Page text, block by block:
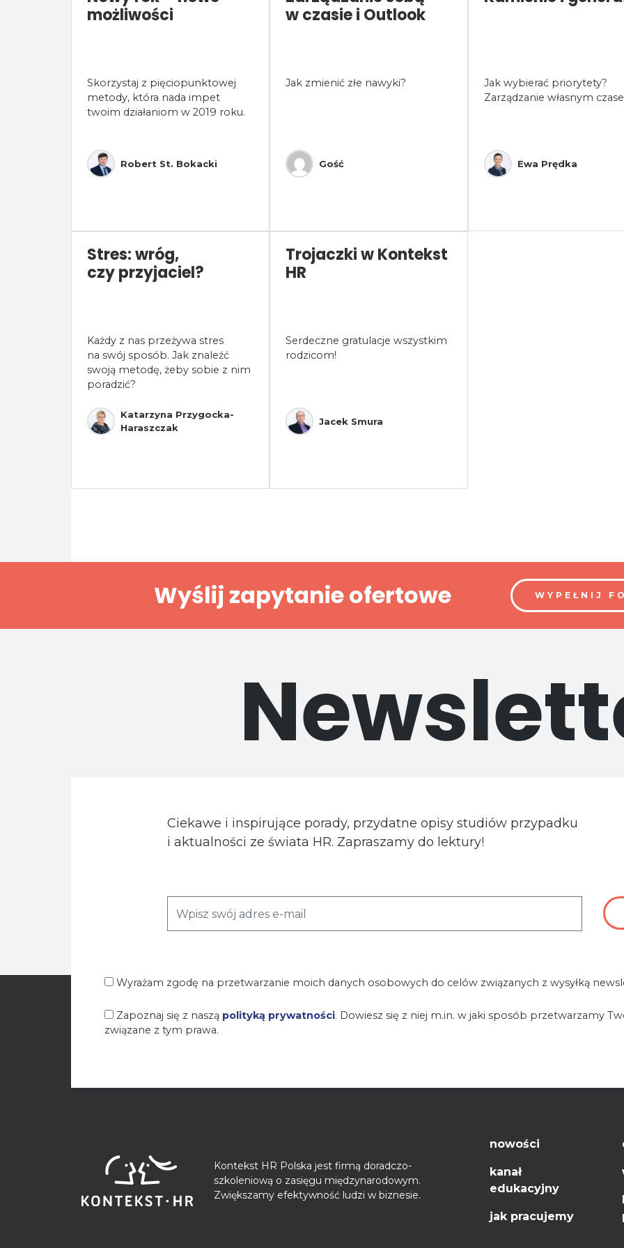
możliwości
Skorzystaj z pięciopunktowej
metody, która nada impet
twoim działaniom w 2019 roku.
Robert St. Bokacki
w czasie i Outlook
Jak zmienić złe nawyki?
Gość
Jak wybierać priorytety?
Zarządzanie własnym
Ewa Prędka
Stres: wróg,
czy przyjaciel?
Każdy z nas przeżywa stres
na swój sposób. Jak znaleźć
swoją metodę, żeby sobie z nim
poradzić?
Katarzyna Przygocka-
Haraszczak
Trojaczki w Kontekst
HR
Serdeczne gratulacje wszystkim
rodzicom!
Jacek Smura
Wyślij zapytanie ofertowe WYPEŁNIJ
Ciekawe i inspirujące porady, przydatne opisy studiów przypadku
i aktualności ze świata HR. Zapraszamy do lektury!
Wyrażam zgodę na przetwarzanie moich danych osobowych do celów związanych z wysyłką
Zapoznaj się z naszą polityką prywatności. Dowiesz się z niej m.in. w jaki sposób przetwarzamy
związane z tym prawa.
Kontekst HR Polska jest firmą doradczo-
szkoleniową o zasięgu międzynarodowym.
Zwiększamy efektywność ludzi w biznesie.
nowości
kanał
edukacyjny
jak pracujemy